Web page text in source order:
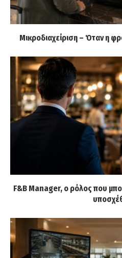
Μικροδιαχείριση – Όταν η
F&B Manager, ο ρόλος που